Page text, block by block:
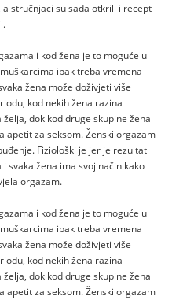
stručnjaci su sada otkrili i recept
i kod žena je to moguće u
ipak treba vremena
žena može doživjeti više
kod nekih žena razina
dok kod druge skupine žena
apetit za seksom. Ženski orgazam
Fiziološki je jer je rezultat
svaka žena ima svoj način kako
orgazam.
i kod žena je to moguće u
ipak treba vremena
žena može doživjeti više
kod nekih žena razina
dok kod druge skupine žena
apetit za seksom. Ženski orgazam